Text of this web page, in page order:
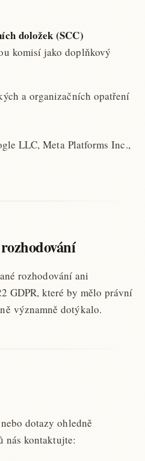
doložek (SCC)
komisí jako doplňkový
a organizačních opatření
LLC, Meta Platforms Inc.,
rozhodování ani
GDPR, které by mělo právní
významně dotýkalo.
dotazy ohledně
nás kontaktujte: